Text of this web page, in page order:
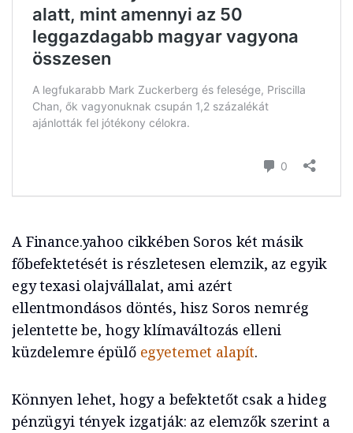
A Finance.yahoo cikkében Soros két másik
főbefektetését is részletesen elemzik, az egyik
egy texasi olajvállalat, ami azért
ellentmondásos döntés, hisz Soros nemrég
jelentette be, hogy klímaváltozás elleni
küzdelemre épülő egyetemet alapít.
Könnyen lehet, hogy a befektetőt csak a hideg
pénzügyi tények izgatják: az elemzők szerint a